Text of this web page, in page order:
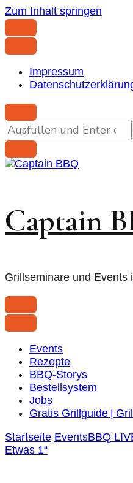
Zum Inhalt springen
Impressum
Suchst
du
nach
etwas?
Captain
Grillseminare und Events
Events
Rezepte
BBQ-Storys
Bestellsystem
Jobs
Gratis Grillguide |
Startseite EventsBBQ
Etwas 1“